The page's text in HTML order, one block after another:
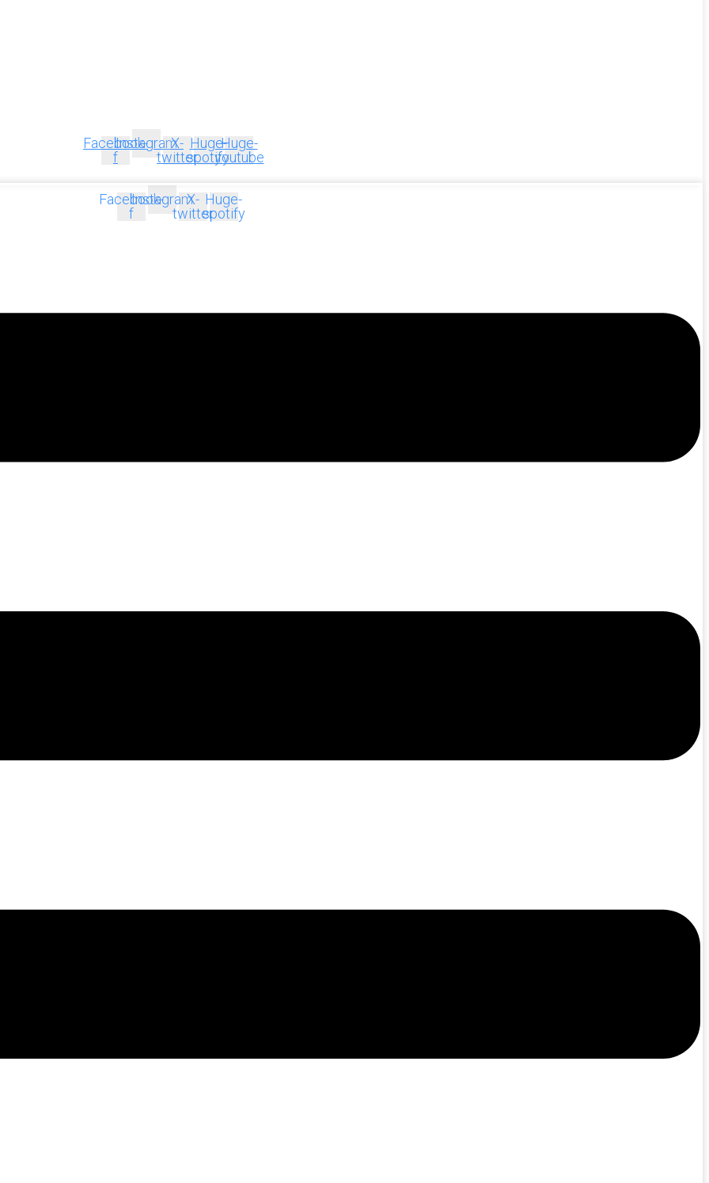
Facebook-
f
InstagramX-
twitter
Huge-
spotify
Huge-
youtube
Facebook-
f
InstagramX-
twitter
Huge-
spotify